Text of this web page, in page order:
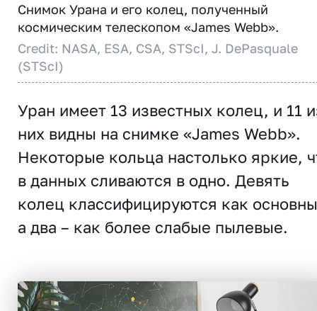
Снимок Урана и его колец, полученный
космическим телескопом «James Webb».
Credit: NASA, ESA, CSA, STScI, J. DePasquale
(STScI)
Уран имеет 13 известных колец, и 11
них видны на снимке «James Webb».
Некоторые кольца настолько яркие,
в данных сливаются в одно. Девять
колец классифицируются как
а два – как более слабые пылевые.